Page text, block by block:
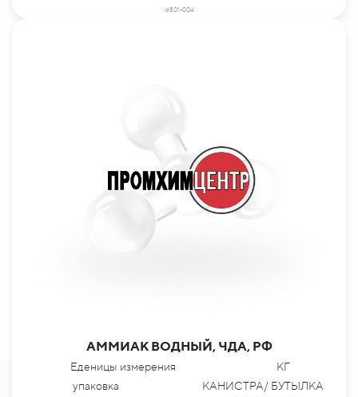
id801-004
АММИАК ВОДНЫЙ, ЧДА, РФ
Еденицы измерения
КГ
упаковка
КАНИСТРА/ БУТЫЛКА